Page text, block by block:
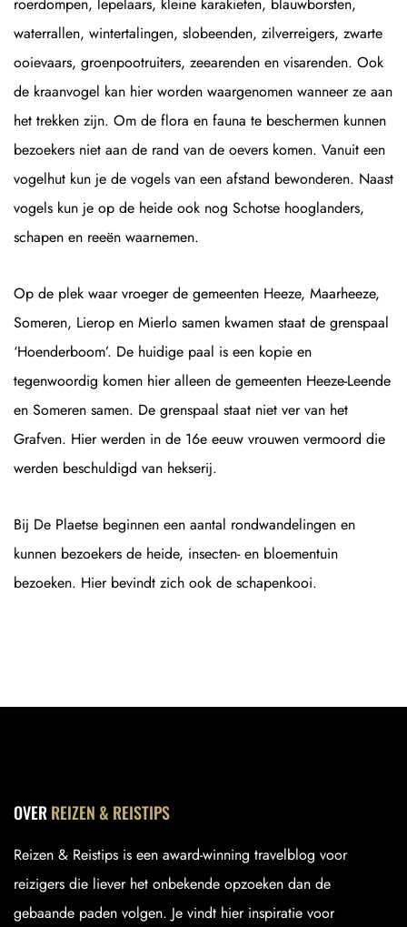
waterrallen, wintertalingen, slobeenden, zilverreigers, zwarte
ooievaars, groenpootruiters, zeearenden en visarenden. Ook
de kraanvogel kan hier worden waargenomen wanneer ze aan
het trekken zijn. Om de flora en fauna te beschermen kunnen
bezoekers niet aan de rand van de oevers komen. Vanuit een
vogelhut kun je de vogels van een afstand bewonderen. Naast
vogels kun je op de heide ook nog Schotse hooglanders,
schapen en reeën waarnemen.
Op de plek waar vroeger de gemeenten Heeze, Maarheeze,
Someren, Lierop en Mierlo samen kwamen staat de grenspaal
‘Hoenderboom’. De huidige paal is een kopie en
tegenwoordig komen hier alleen de gemeenten Heeze-Leende
en Someren samen. De grenspaal staat niet ver van het
Grafven. Hier werden in de 16e eeuw vrouwen vermoord die
werden beschuldigd van hekserij.
Bij De Plaetse beginnen een aantal rondwandelingen en
kunnen bezoekers de heide, insecten- en bloementuin
bezoeken. Hier bevindt zich ook de schapenkooi.
OVERREIZEN & REISTIPS
Reizen & Reistips is een award-winning travelblog voor
reizigers die liever het onbekende opzoeken dan de
gebaande paden volgen. Je vindt hier inspiratie voor